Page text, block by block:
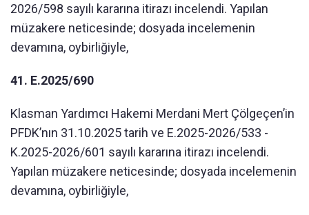
2026/598 sayılı kararına itirazı incelendi. Yapılan
müzakere neticesinde; dosyada incelemenin
devamına, oybirliğiyle,
41. E.2025/690
Klasman Yardımcı Hakemi Merdani Mert Çölgeçen’in
PFDK’nın 31.10.2025 tarih ve E.2025-2026/533 -
K.2025-2026/601 sayılı kararına itirazı incelendi.
Yapılan müzakere neticesinde; dosyada incelemenin
devamına, oybirliğiyle,